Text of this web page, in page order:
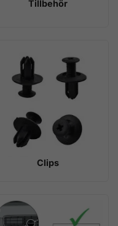
Tillbehör
Clips